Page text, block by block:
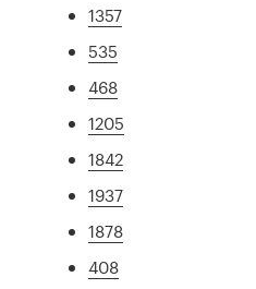
1357
535
468
1205
1842
1937
1878
408